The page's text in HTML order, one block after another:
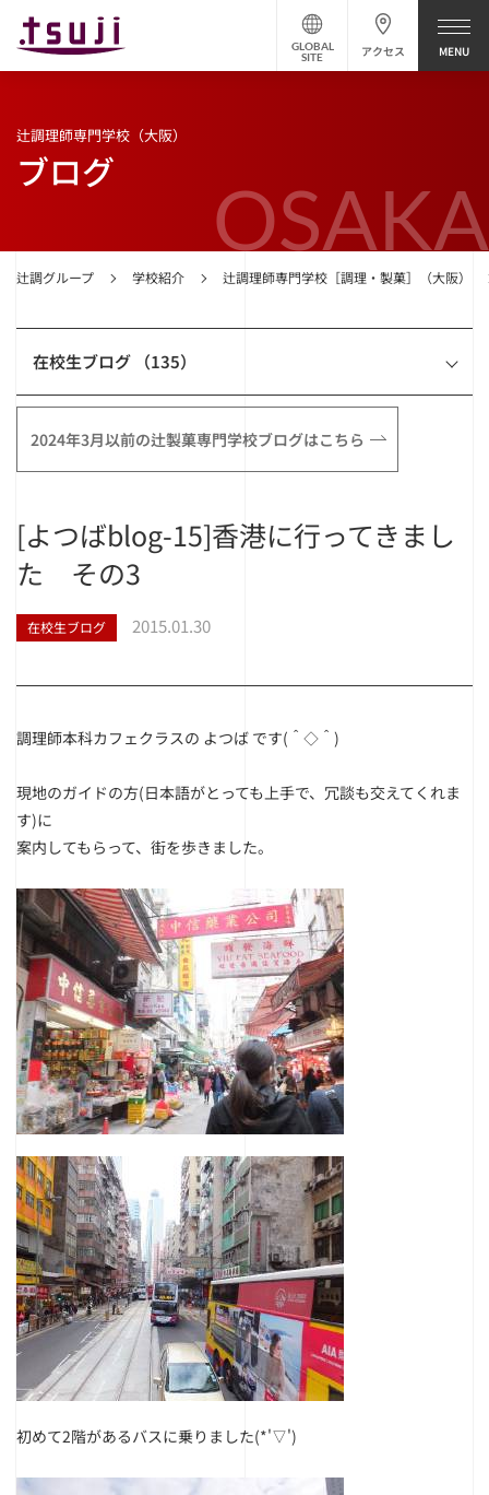
アクセス
GLOBAL
SITE
OSAKA
辻調グループ 学校紹介 辻調理師専門学校［調理・製菓］（大阪）
辻調理師専門学校（大阪）
ブログ
在校生ブログ （135）
2024年3月以前の辻製菓専門学校ブログはこちら
[よつばblog-15]香港に行ってきまし
た その3
在校生ブログ 2015.01.30
調理師本科カフェクラスの よつば です(＾◇＾)
現地のガイドの方(日本語がとっても上手で、冗談も交えてくれま
す)に
案内してもらって、街を歩きました。
初めて2階があるバスに乗りました(*'▽')